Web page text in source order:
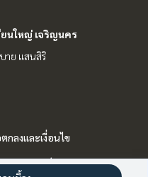
ยนใหญ่ เจริญนคร
าย แสนสิริ
กลงและเงื่อนไข
บายความเป็นส่วนตัว